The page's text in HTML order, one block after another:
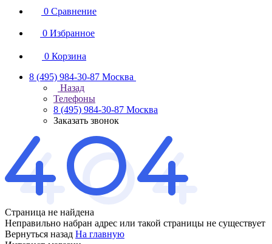
0 Сравнение
0 Избранное
0 Корзина
8 (495) 984-30-87 Москва
Назад
Телефоны
8 (495) 984-30-87 Москва
Заказать звонок
Страница не найдена
Неправильно набран адрес или такой страницы не существует
Вернуться назад На главную